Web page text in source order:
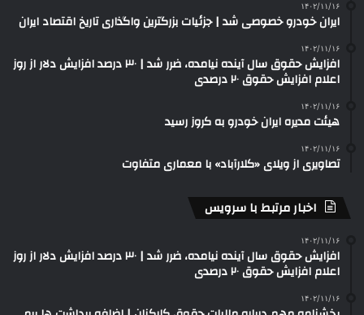
۱۴۰۲/۱۱/۱۶
ایران خودرو خصوصی شد | جزئیات بزرگترین واگذاری تاریخ اقتصاد ایران
۱۴۰۲/۱۱/۱۶
افزایش حقوق سال آینده نیامده، ضرر شد | ۳۰ درصد افزایش دلار از روز
اعلام افزایش حقوق ۲۰ درصدی
۱۴۰۲/۱۱/۱۶
هیئت مدیره ایران خودرو به کروز رسید
۱۴۰۲/۱۱/۱۶
تصاویری از ویلای «کلارآباد» با معماری متفاوت
اخبار مرتبط با سرویس
۱۴۰۲/۱۱/۱۶
افزایش حقوق سال آینده نیامده، ضرر شد | ۳۰ درصد افزایش دلار از روز
اعلام افزایش حقوق ۲۰ درصدی
۱۴۰۲/۱۱/۱۶